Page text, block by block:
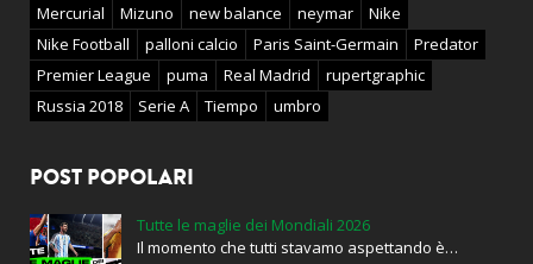
Mercurial
Mizuno new balance neymar
Nike
Nike Football
palloni calcio Paris Saint-Germain
Predator
Premier League
puma Real Madrid
rupertgraphic
Russia 2018
Serie A Tiempo umbro
POST POPOLARI
Tutte le maglie dei Mondiali 2026
Il momento che tutti stavamo aspettando è…